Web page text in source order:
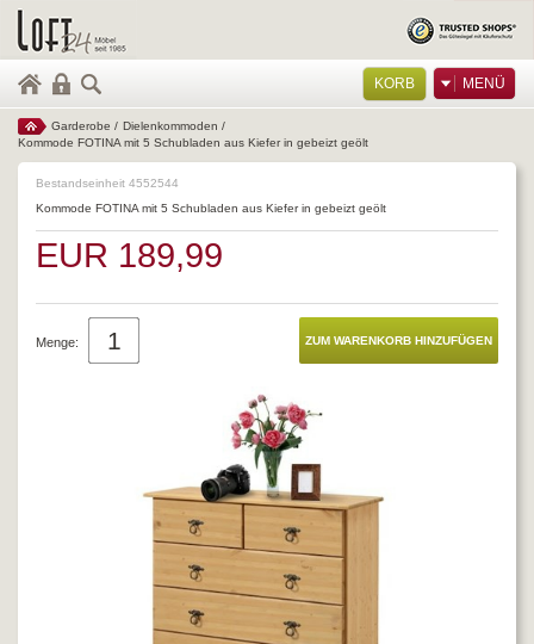
KORB MENÜ
Garderobe / Dielenkommoden /
Kommode FOTINA mit 5 Schubladen aus Kiefer in gebeizt geölt
Bestandseinheit 4552544
Kommode FOTINA mit 5 Schubladen aus Kiefer in gebeizt geölt
EUR 189,99
Menge: